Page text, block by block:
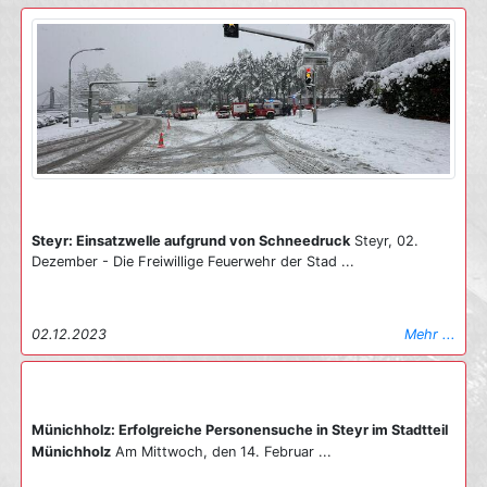
Steyr: Einsatzwelle aufgrund von Schneedruck Steyr, 02.
Dezember - Die Freiwillige Feuerwehr der Stad ...
02.12.2023 Mehr ...
Münichholz: Erfolgreiche Personensuche in Steyr im Stadtteil
Münichholz Am Mittwoch, den 14. Februar ...